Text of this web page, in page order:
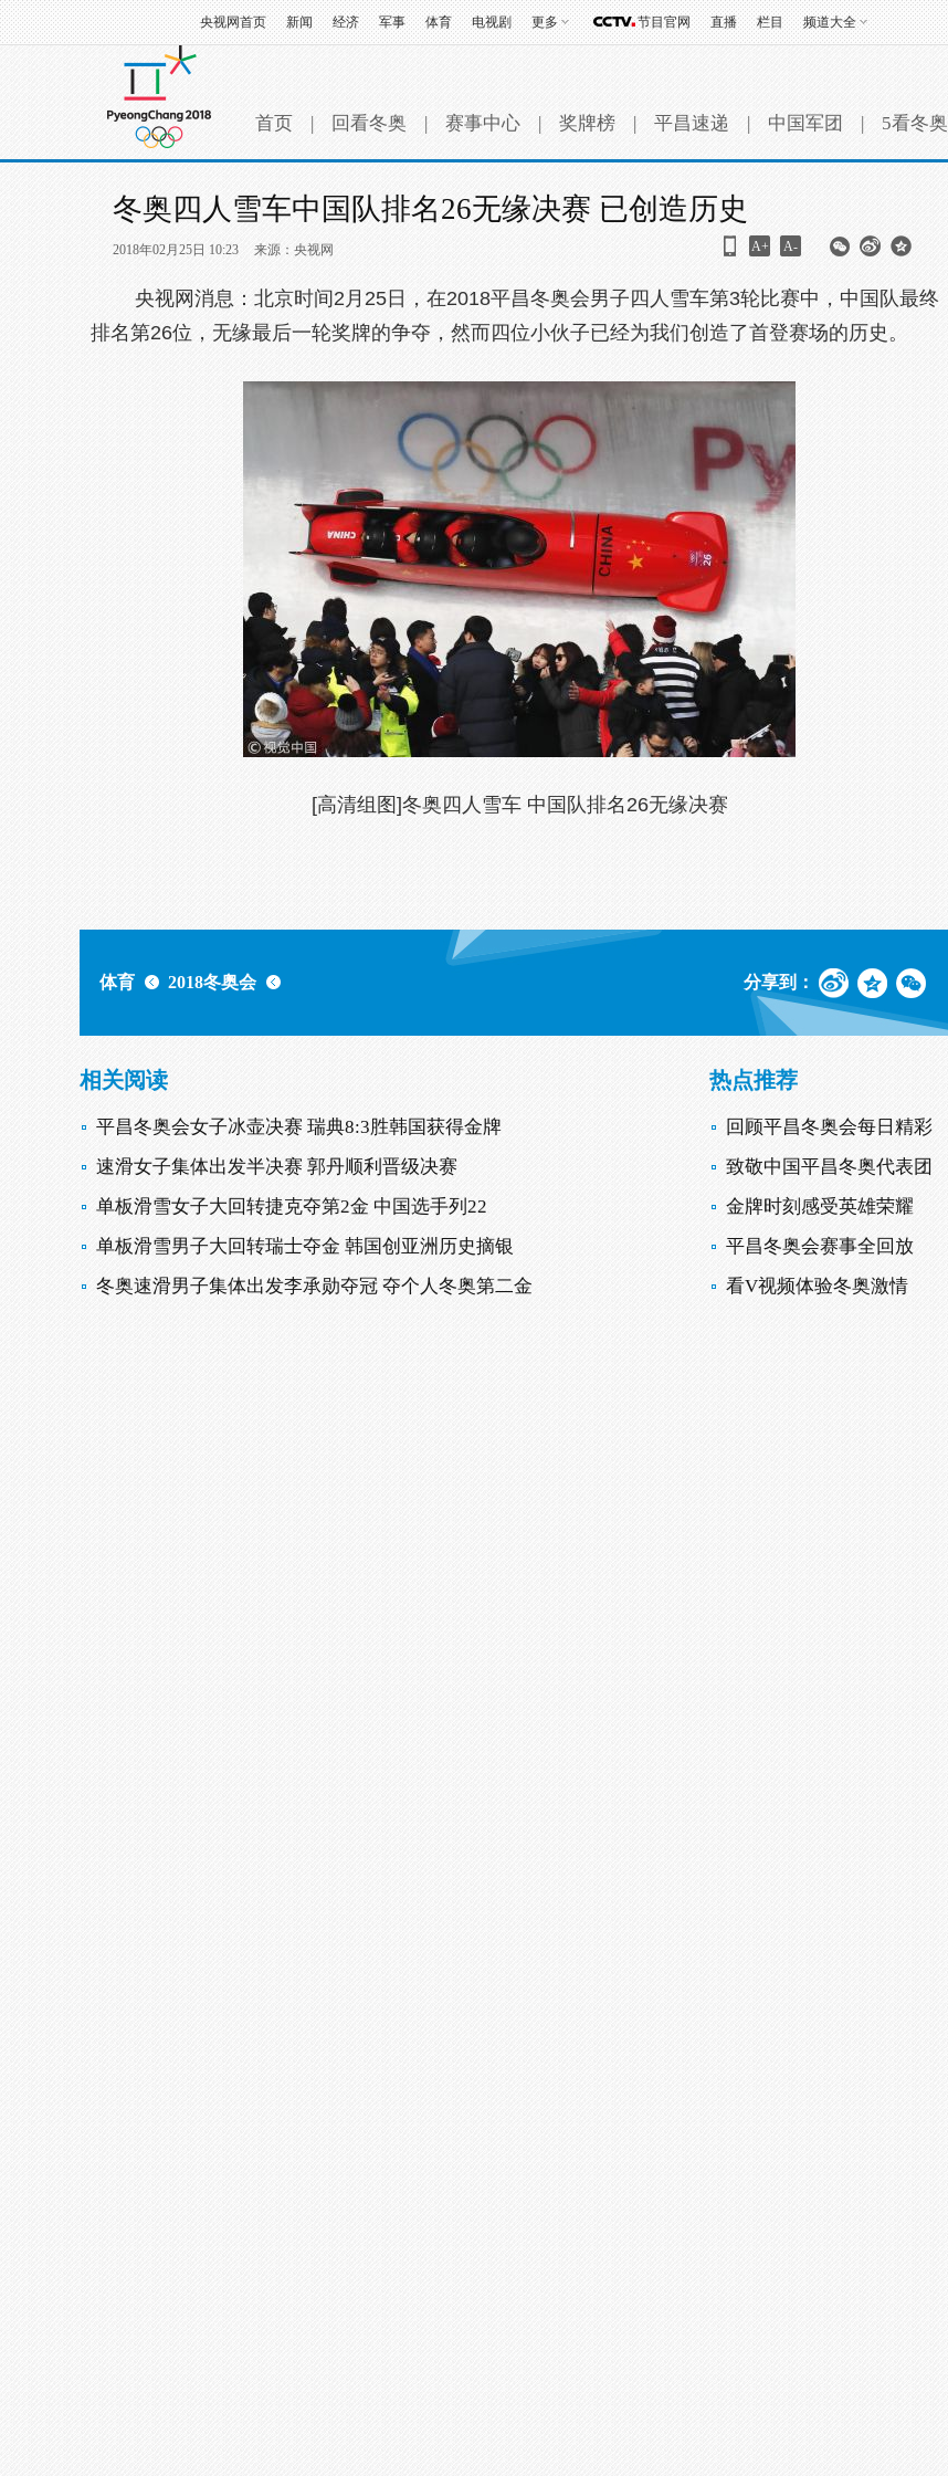
央视网首页 新闻 经济 军事 体育 电视剧 更多 节目官网 直播 栏目 频道大全
首页 | 回看冬奥 | 赛事中心 | 奖牌榜 | 平昌速递 | 中国军团 | 5看冬奥
冬奥四人雪车中国队排名26无缘决赛 已创造历史
2018年02月25日 10:23 来源：央视网 A+ A-
央视网消息：北京时间2月25日，在2018平昌冬奥会男子四人雪车第3轮比赛中，中国队最终
排名第26位，无缘最后一轮奖牌的争夺，然而四位小伙子已经为我们创造了首登赛场的历史。
[高清组图]冬奥四人雪车 中国队排名26无缘决赛
体育 2018冬奥会 分享到：
相关阅读
平昌冬奥会女子冰壶决赛 瑞典8:3胜韩国获得金牌
速滑女子集体出发半决赛 郭丹顺利晋级决赛
单板滑雪女子大回转捷克夺第2金 中国选手列22
单板滑雪男子大回转瑞士夺金 韩国创亚洲历史摘银
冬奥速滑男子集体出发李承勋夺冠 夺个人冬奥第二金
热点推荐
回顾平昌冬奥会每日精彩
致敬中国平昌冬奥代表团
金牌时刻感受英雄荣耀
平昌冬奥会赛事全回放
看V视频体验冬奥激情